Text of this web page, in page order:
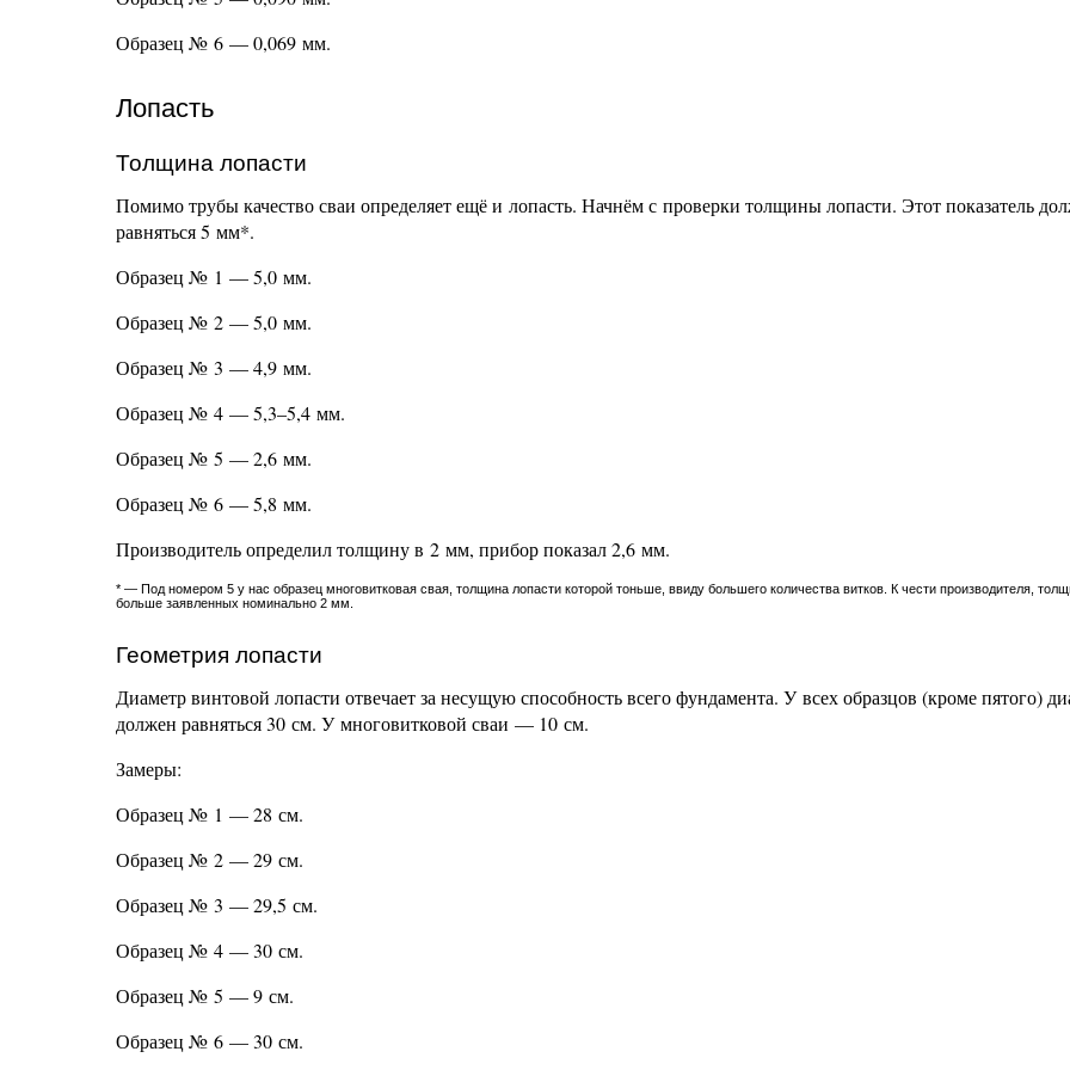
Образец № 6 — 0,069 мм.
Лопасть
Толщина лопасти
Помимо трубы качество сваи определяет ещё и лопасть. Начнём с проверки толщины лопасти. Этот показатель
равняться 5 мм*.
Образец № 1 — 5,0 мм.
Образец № 2 — 5,0 мм.
Образец № 3 — 4,9 мм.
Образец № 4 — 5,3–5,4 мм.
Образец № 5 — 2,6 мм.
Образец № 6 — 5,8 мм.
Производитель определил толщину в 2 мм, прибор показал 2,6 мм.
* — Под номером 5 у нас образец многовитковая свая, толщина лопасти которой тоньше, ввиду большего количества витков. К чести производителя,
больше заявленных номинально 2 мм.
Геометрия лопасти
Диаметр винтовой лопасти отвечает за несущую способность всего фундамента. У всех образцов (кроме пятого)
должен равняться 30 см. У многовитковой сваи — 10 см.
Замеры:
Образец № 1 — 28 см.
Образец № 2 — 29 см.
Образец № 3 — 29,5 см.
Образец № 4 — 30 см.
Образец № 5 — 9 см.
Образец № 6 — 30 см.